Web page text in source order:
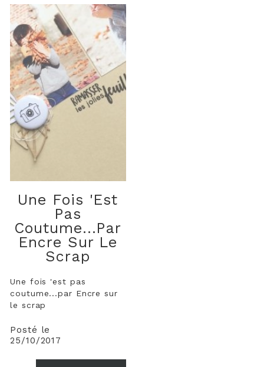
Une Fois 'est
Pas
Coutume...par
Encre Sur Le
Scrap
Une fois 'est pas
coutume...par Encre sur
le scrap
Posté le
25/10/2017